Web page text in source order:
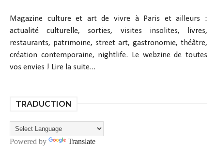
Magazine culture et art de vivre à Paris et ailleurs :
actualité culturelle, sorties, visites insolites, livres,
restaurants, patrimoine, street art, gastronomie, théâtre,
création contemporaine, nightlife. Le webzine de toutes
vos envies ! Lire la suite...
TRADUCTION
Powered by Translate